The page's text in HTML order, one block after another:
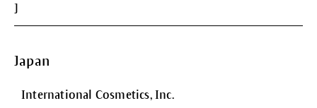
J
Japan
International Cosmetics, Inc.